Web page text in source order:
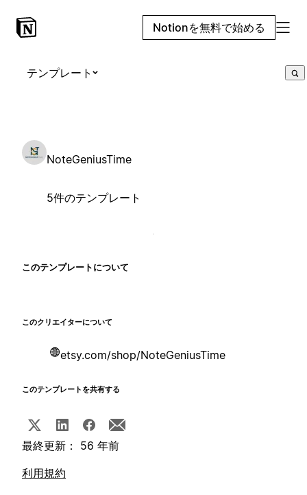
Notionを無料で始める
テンプレート
NoteGeniusTime
5件のテンプレート
このテンプレートについて
このクリエイターについて
etsy.com/shop/NoteGeniusTime
このテンプレートを共有する
最終更新： 56 年前
利用規約